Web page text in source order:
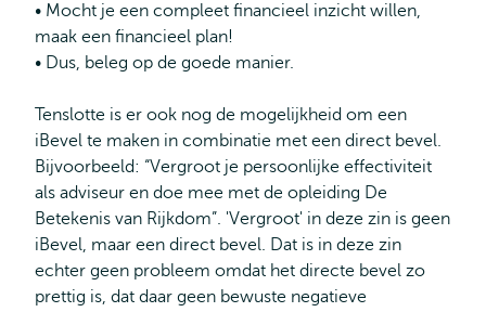
• Mocht je een compleet financieel inzicht willen,
maak een financieel plan!
• Dus, beleg op de goede manier.
Tenslotte is er ook nog de mogelijkheid om een
iBevel te maken in combinatie met een direct bevel.
Bijvoorbeeld: “Vergroot je persoonlijke effectiviteit
als adviseur en doe mee met de opleiding De
Betekenis van Rijkdom”. 'Vergroot' in deze zin is geen
iBevel, maar een direct bevel. Dat is in deze zin
echter geen probleem omdat het directe bevel zo
prettig is, dat daar geen bewuste negatieve